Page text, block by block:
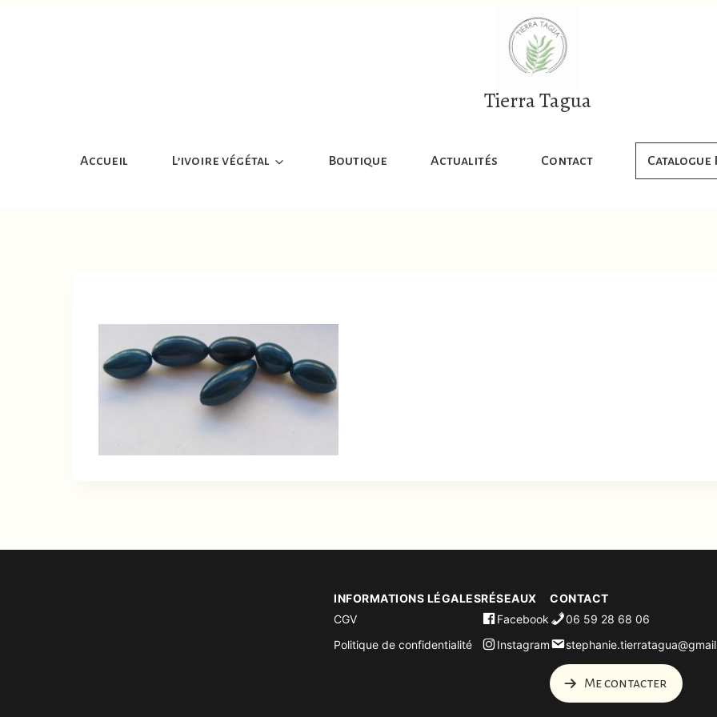
Tierra Tagua
Accueil L’ivoire végétal Boutique Actualités Contact Catalogue
INFORMATIONS LÉGALES
CGV
Politique de confidentialité
RÉSEAUX
Facebook
Instagram
CONTACT
06 59 28 68 06
Me contacter